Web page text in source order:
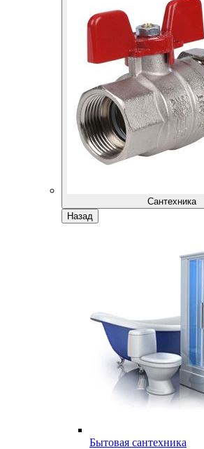
Сантехника
Назад
Бытовая сантехника